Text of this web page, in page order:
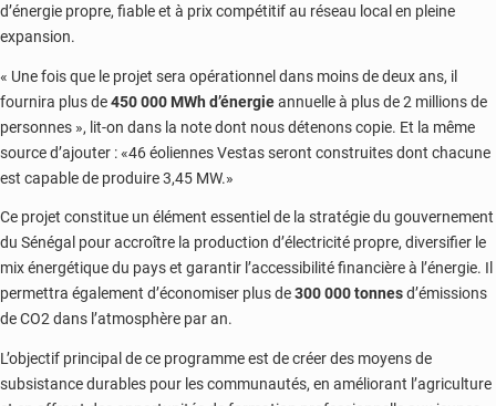
d’énergie propre, fiable et à prix compétitif au réseau local en pleine
expansion.
« Une fois que le projet sera opérationnel dans moins de deux ans, il
fournira plus de450 000 MWh d’énergieannuelle à plus de 2 millions de
personnes », lit-on dans la note dont nous détenons copie. Et la même
source d’ajouter : «46 éoliennes Vestas seront construites dont chacune
est capable de produire 3,45 MW.»
Ce projet constitue un élément essentiel de la stratégie du gouvernement
du Sénégal pour accroître la production d’électricité propre, diversifier le
mix énergétique du pays et garantir l’accessibilité financière à l’énergie. Il
permettra également d’économiser plus de300 000 tonnesd’émissions
de CO2 dans l’atmosphère par an.
L’objectif principal de ce programme est de créer des moyens de
subsistance durables pour les communautés, en améliorant l’agriculture